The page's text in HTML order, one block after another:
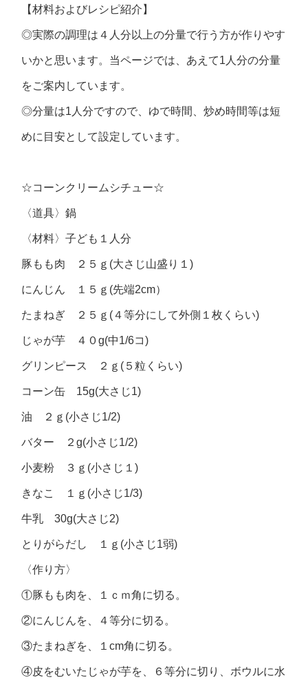
【材料およびレシピ紹介】
◎実際の調理は４人分以上の分量で行う方が作りやす
いかと思います。当ページでは、あえて1人分の分量
をご案内しています。
◎分量は1人分ですので、ゆで時間、炒め時間等は短
めに目安として設定しています。
☆コーンクリームシチュー☆
〈道具〉鍋
〈材料〉子ども１人分
豚もも肉 ２５ｇ(大さじ山盛り１)
にんじん １５ｇ(先端2cm）
たまねぎ ２５ｇ(４等分にして外側１枚くらい)
じゃが芋 ４０g(中1/6コ)
グリンピース ２ｇ(５粒くらい)
コーン缶 15g(大さじ1)
油 ２ｇ(小さじ1/2)
バター ２g(小さじ1/2)
小麦粉 ３ｇ(小さじ１)
きなこ １ｇ(小さじ1/3)
牛乳 30g(大さじ2)
とりがらだし １ｇ(小さじ1弱)
〈作り方〉
①豚もも肉を、１ｃｍ角に切る。
②にんじんを、４等分に切る。
③たまねぎを、１cm角に切る。
④皮をむいたじゃが芋を、６等分に切り、ボウルに水